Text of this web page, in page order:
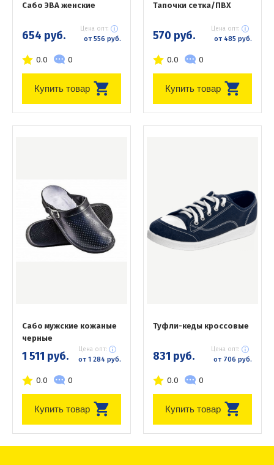
Сабо ЭВА женские
654 руб. Цена опт:
от 556 руб.
0.0 0
Купить товар
Тапочки сетка/ПВХ
570 руб. Цена опт:
от 485 руб.
0.0 0
Купить товар
Сабо мужские кожаные
черные
1 511 руб. Цена опт:
от 1 284 руб.
0.0 0
Купить товар
Туфли-кеды кроссовые
831 руб. Цена опт:
от 706 руб.
0.0 0
Купить товар